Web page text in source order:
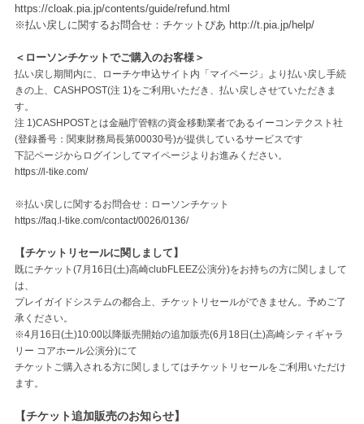
https://cloak.pia.jp/contents/guide/refund.html
※払い戻しに関するお問合せ：チケットぴあ http://t.pia.jp/help/
＜ローソンチケットでご購入のお客様＞
払い戻し期間内に、ローチケ申込サイト内「マイページ」より払い戻し手続
きの上、CASHPOST(注 1)をご利用いただき、払い戻しさせていただきま
す。
注 1)CASHPOSTとは金融庁管轄の資金移動業者であるイーコンテクスト社
(登録番号：関東財務局長第00030号)が提供しているサービスです
下記ページからログインしてマイページよりお進みください。
https://l-tike.com/
※払い戻しに関するお問合せ：ローソンチケット
https://faq.l-tike.com/contact/0026/0136/
【チケットリセールに関しまして】
既にチケット(7月16日(土)高崎clubFLEEZ公演分)をお持ちの方に関しまして
は、
プレイガイドシステムの都合上、チケットリセールができません。予めご了
承ください。
※4月16日(土)10:00以降販売開始の追加販売(6月18日(土)高崎シティギャラ
リー コアホール公演分)にて
チケットご購入される方に関しましてはチケットリセールをご利用いただけ
ます。
【チケット追加販売のお知らせ】